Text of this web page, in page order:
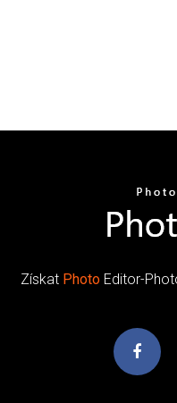
Získat Photo Editor-